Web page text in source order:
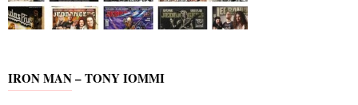
IRON MAN – TONY IOMMI